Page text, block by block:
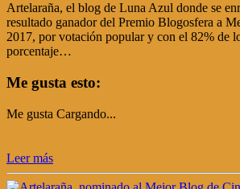
Artelaraña, el blog de Luna Azul donde se
resultado ganador del Premio Blogosfera a
2017, por votación popular y con el 82% de
porcentaje…
Me gusta esto:
Me gusta Cargando...
Leer más